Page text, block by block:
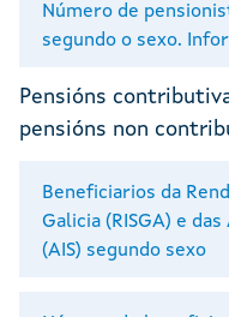
Número de
segundo o sexo.
Pensións
pensións non
Beneficiarios da
Galicia (RISGA) e
(AIS) segundo sexo